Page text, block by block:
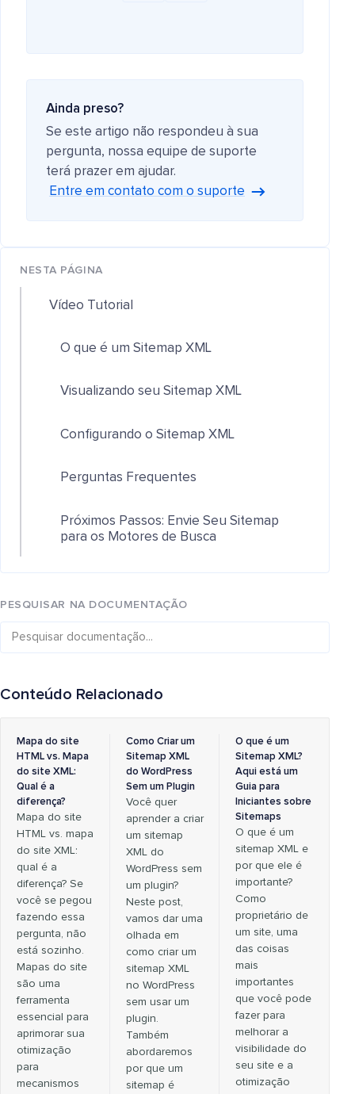
Ainda preso?
Se este artigo não respondeu à sua
pergunta, nossa equipe de suporte
terá prazer em ajudar.
Entre em contato com o suporte
NESTA PÁGINA
Vídeo Tutorial
O que é um Sitemap XML
Visualizando seu Sitemap XML
Configurando o Sitemap XML
Perguntas Frequentes
Próximos Passos: Envie Seu Sitemap
para os Motores de Busca
PESQUISAR NA DOCUMENTAÇÃO
Conteúdo Relacionado
Mapa do site
HTML vs. Mapa
do site XML:
Qual é a
diferença?
Mapa do site
HTML vs. mapa
do site XML:
qual é a
diferença? Se
você se pegou
fazendo essa
pergunta, não
está sozinho.
Mapas do site
são uma
ferramenta
essencial para
aprimorar sua
otimização
para
mecanismos
Como Criar um
Sitemap XML
do WordPress
Sem um Plugin
Você quer
aprender a criar
um sitemap
XML do
WordPress sem
um plugin?
Neste post,
vamos dar uma
olhada em
como criar um
sitemap XML
no WordPress
sem usar um
plugin.
Também
abordaremos
por que um
sitemap é
O que é um
Sitemap XML?
Aqui está um
Guia para
Iniciantes sobre
Sitemaps
O que é um
sitemap XML e
por que ele é
importante?
Como
proprietário de
um site, uma
das coisas
mais
importantes
que você pode
fazer para
melhorar a
visibilidade do
seu site e a
otimização